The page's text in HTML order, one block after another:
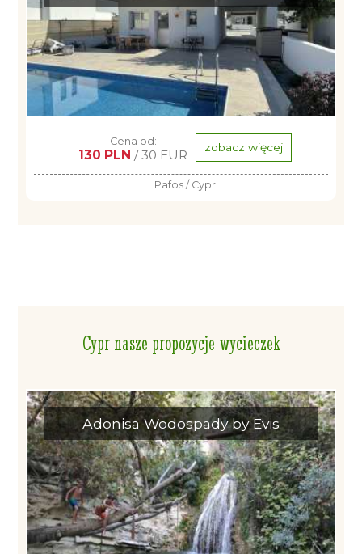
Cena od:
130 PLN / 30 EUR zobacz więcej
Pafos / Cypr
Cypr nasze propozycje wycieczek
Adonisa Wodospady by Evis